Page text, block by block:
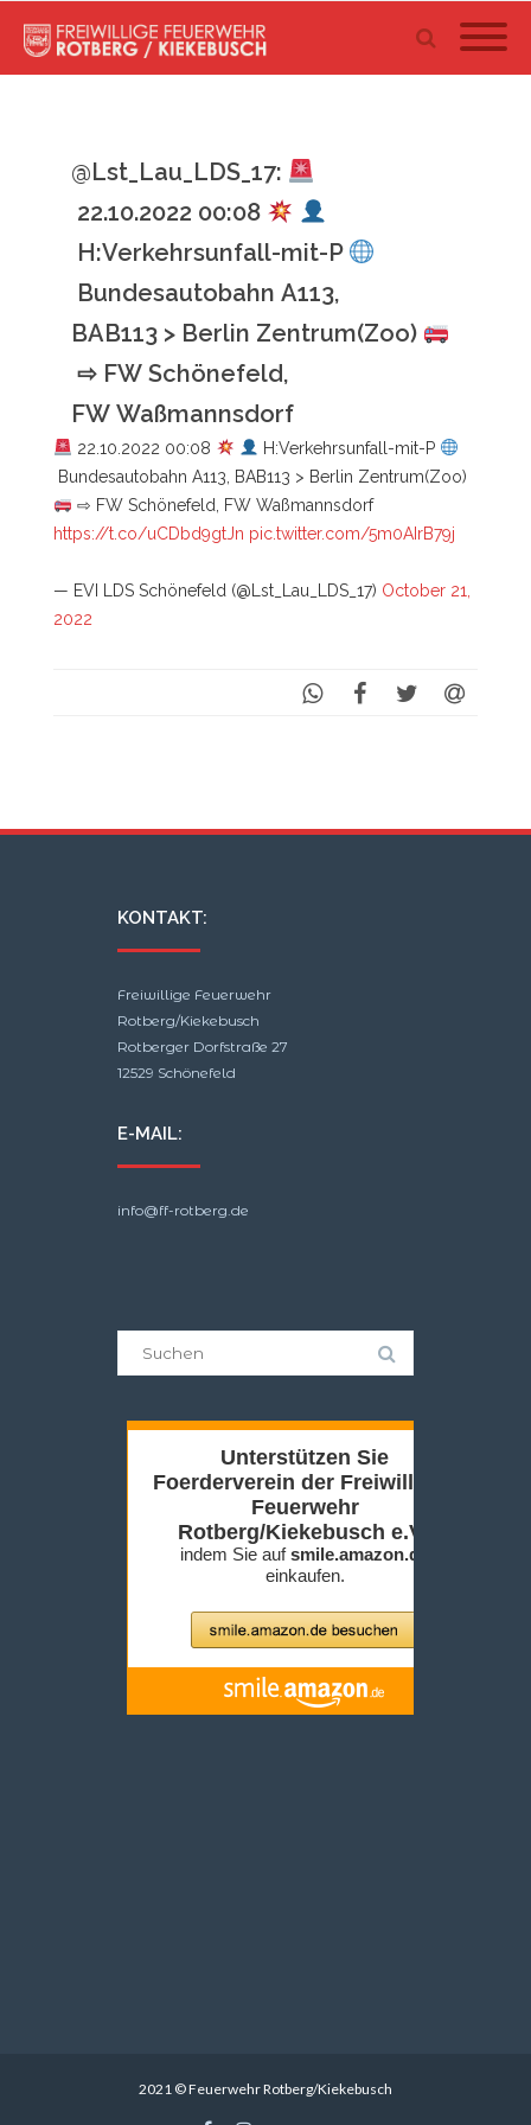
@Lst_Lau_LDS_17:
22.10.2022 00:08
H:Verkehrsunfall-mit-P
Bundesautobahn A113,
BAB113 > Berlin Zentrum(Zoo)
⇨ FW Schönefeld,
FW Waßmannsdorf
22.10.2022 00:08
H:Verkehrsunfall-mit-P
Bundesautobahn A113, BAB113 > Berlin Zentrum(Zoo)
⇨ FW Schönefeld, FW Waßmannsdorf
https://t.co/uCDbd9gtJn pic.twitter.com/5m0AIrB79j
— EVI LDS Schönefeld (@Lst_Lau_LDS_17) October 21,
2022
KONTAKT:
Freiwillige Feuerwehr
Rotberg/Kiekebusch
Rotberger Dorfstraße 27
12529 Schönefeld
E-MAIL:
info@ff-rotberg.de
2021 © Feuerwehr Rotberg/Kiekebusch